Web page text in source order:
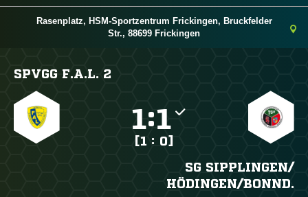
Rasenplatz, HSM-Sportzentrum Frickingen, Bruckfelder
Str., 88699 Frickingen
SPVGG F.A.L. 2
:
[1 : 0]
SG SIPPLINGEN/​
HÖDINGEN/​BONND.